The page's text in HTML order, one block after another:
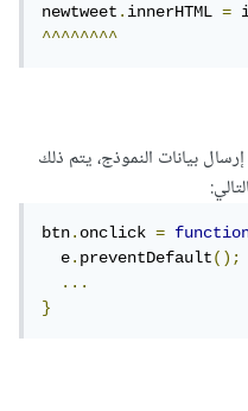
newtweet.innerHTML =
^^^^^^^^
بيانات النموذج، يتم ذلك
btn.onclick =
  e
.preventDefault();
...
}